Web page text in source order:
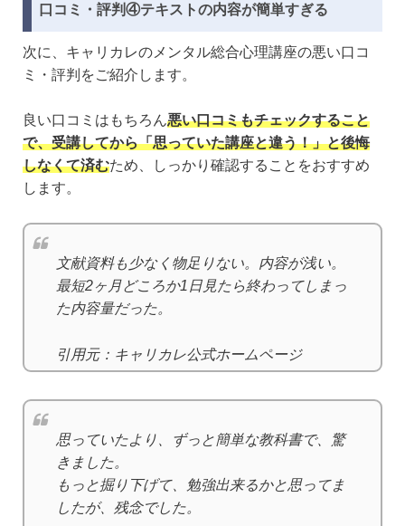
口コミ・評判④テキストの内容が簡単すぎる
次に、キャリカレのメンタル総合心理講座の悪い口コ
ミ・評判をご紹介します。
良い口コミはもちろん悪い口コミもチェックすること
で、受講してから「思っていた講座と違う！」と後悔
しなくて済むため、しっかり確認することをおすすめ
します。
文献資料も少なく物足りない。内容が浅い。
最短2ヶ月どころか1日見たら終わってしまっ
た内容量だった。
引用元：キャリカレ公式ホームページ
思っていたより、ずっと簡単な教科書で、驚
きました。
もっと掘り下げて、勉強出来るかと思ってま
したが、残念でした。